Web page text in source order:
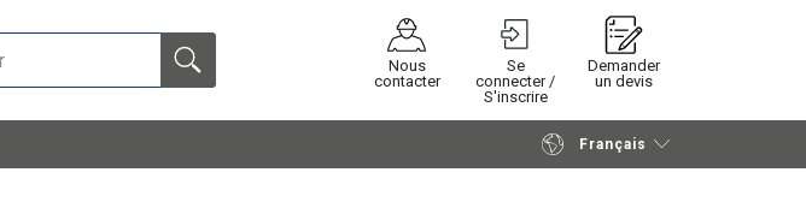
Nous
contacter
Se
connecter /
S'inscrire
Demander
un devis
Français
Poursuivre Envoyer demande